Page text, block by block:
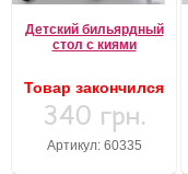
Детский бильярдный
стол с киями
Товар закончился
340 грн.
Артикул: 60335